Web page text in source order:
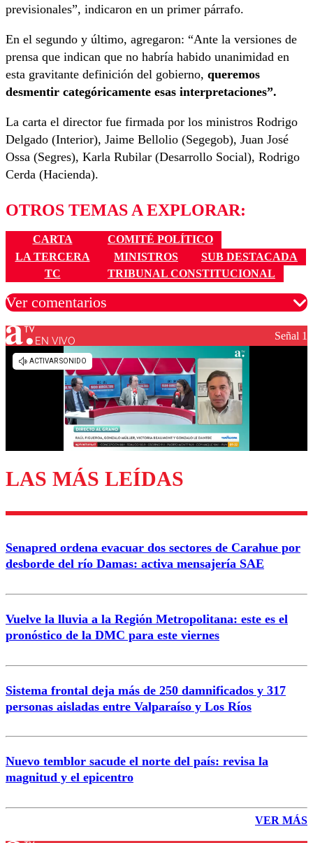
previsionales”, indicaron en un primer párrafo.
En el segundo y último, agregaron: “Ante la versiones de
prensa que indican que no habría habido unanimidad en
esta gravitante definición del gobierno, queremos
desmentir categóricamente esas interpretaciones”.
La carta el director fue firmada por los ministros Rodrigo
Delgado (Interior), Jaime Bellolio (Segegob), Juan José
Ossa (Segres), Karla Rubilar (Desarrollo Social), Rodrigo
Cerda (Hacienda).
OTROS TEMAS A EXPLORAR:
CARTA
COMITÉ POLÍTICO
LA TERCERA
MINISTROS
SUB DESTACADA
TC
TRIBUNAL CONSTITUCIONAL
Ver comentarios
Los comentarios son moderados para garantizar un
diálogo respetuoso.
Enviar comentario
EN VIVO Señal 1
LAS MÁS LEÍDAS
Senapred ordena evacuar dos sectores de Carahue por
desborde del río Damas: activa mensajería SAE
Vuelve la lluvia a la Región Metropolitana: este es el
pronóstico de la DMC para este viernes
Sistema frontal deja más de 250 damnificados y 317
personas aisladas entre Valparaíso y Los Ríos
Nuevo temblor sacude el norte del país: revisa la
magnitud y el epicentro
VER MÁS